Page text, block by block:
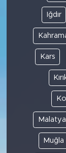
Iğdır
Kars
Malatya
Muğla